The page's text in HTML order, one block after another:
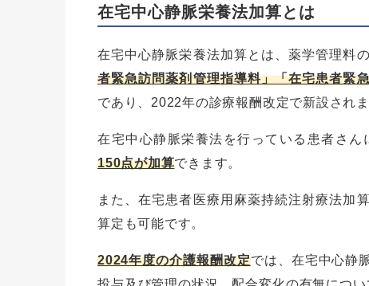
在宅中心静脈栄養法加算とは
在宅中心静脈栄養法加算とは、薬学管理料
者緊急訪問薬剤管理指導料」「在宅患者緊
であり、2022年の診療報酬改定で新設されま
在宅中心静脈栄養法を行っている患者さ
150点が加算できます。
また、在宅患者医療用麻薬持続注射療法加
算定も可能です。
2024年度の介護報酬改定では、在宅中心静